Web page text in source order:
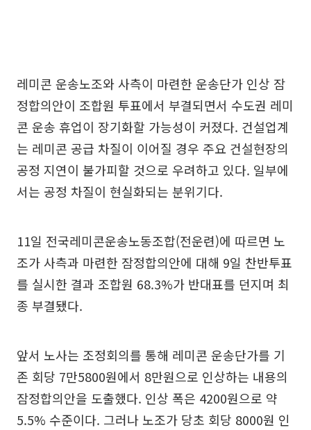
레미콘 운송노조와 사측이 마련한 운송단가 인상 잠
정합의안이 조합원 투표에서 부결되면서 수도권 레미
콘 운송 휴업이 장기화할 가능성이 커졌다. 건설업계
는 레미콘 공급 차질이 이어질 경우 주요 건설현장의
공정 지연이 불가피할 것으로 우려하고 있다. 일부에
서는 공정 차질이 현실화되는 분위기다.
11일 전국레미콘운송노동조합(전운련)에 따르면 노
조가 사측과 마련한 잠정합의안에 대해 9일 찬반투표
를 실시한 결과 조합원 68.3%가 반대표를 던지며 최
종 부결됐다.
앞서 노사는 조정회의를 통해 레미콘 운송단가를 기
존 회당 7만5800원에서 8만원으로 인상하는 내용의
잠정합의안을 도출했다. 인상 폭은 4200원으로 약
5.5% 수준이다. 그러나 노조가 당초 회당 8000원 인